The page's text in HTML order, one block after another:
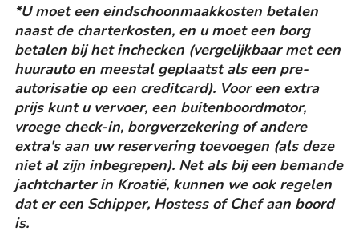
*U moet een eindschoonmaakkosten betalen
naast de charterkosten, en u moet een borg
betalen bij het inchecken (vergelijkbaar met een
huurauto en meestal geplaatst als een pre-
autorisatie op een creditcard). Voor een extra
prijs kunt u vervoer, een buitenboordmotor,
vroege check-in, borgverzekering of andere
extra's aan uw reservering toevoegen (als deze
niet al zijn inbegrepen). Net als bij een bemande
jachtcharter in Kroatië, kunnen we ook regelen
dat er een Schipper, Hostess of Chef aan boord
is.